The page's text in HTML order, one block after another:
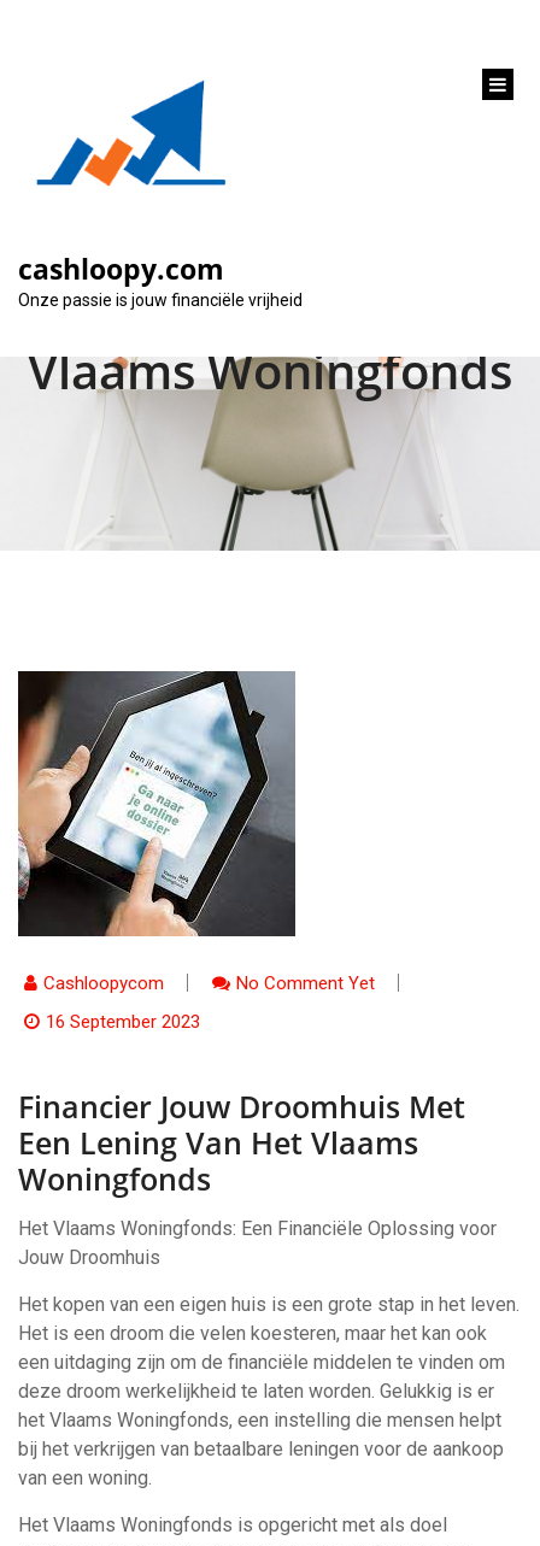
cashloopy.com
Onze passie is jouw financiële vrijheid
Financier jouw
droomhuis met een
lening van het
Vlaams Woningfonds
Cashloopycom
No Comment Yet
16 September 2023
Financier Jouw Droomhuis Met
Een Lening Van Het Vlaams
Woningfonds
Het Vlaams Woningfonds: Een Financiële Oplossing voor
Jouw Droomhuis
Het kopen van een eigen huis is een grote stap in het leven.
Het is een droom die velen koesteren, maar het kan ook
een uitdaging zijn om de financiële middelen te vinden om
deze droom werkelijkheid te laten worden. Gelukkig is er
het Vlaams Woningfonds, een instelling die mensen helpt
bij het verkrijgen van betaalbare leningen voor de aankoop
van een woning.
Het Vlaams Woningfonds is opgericht met als doel